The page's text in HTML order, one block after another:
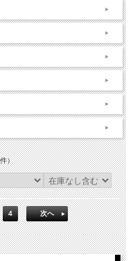
）
4 次へ